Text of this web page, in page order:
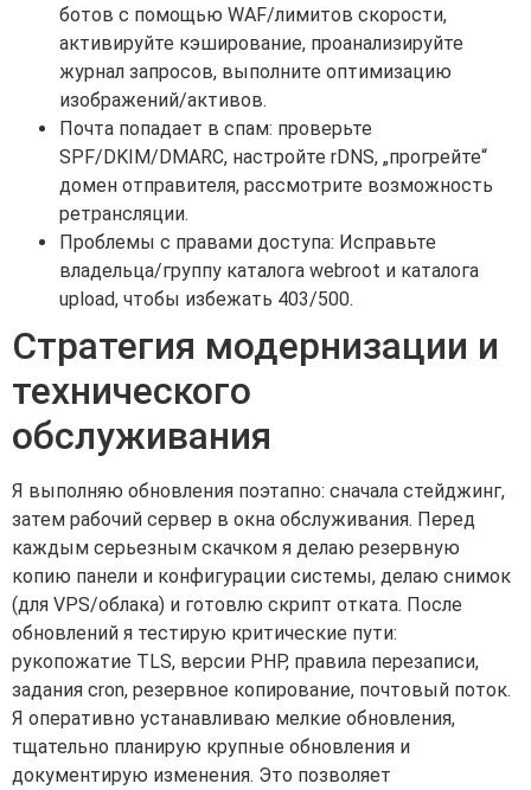
ботов с помощью WAF/лимитов скорости,
активируйте кэширование, проанализируйте
журнал запросов, выполните оптимизацию
изображений/активов.
Почта попадает в спам: проверьте
SPF/DKIM/DMARC, настройте rDNS, „прогрейте“
домен отправителя, рассмотрите возможность
ретрансляции.
Проблемы с правами доступа: Исправьте
владельца/группу каталога webroot и каталога
upload, чтобы избежать 403/500.
Стратегия модернизации и
технического
обслуживания
Я выполняю обновления поэтапно: сначала стейджинг,
затем рабочий сервер в окна обслуживания. Перед
каждым серьезным скачком я делаю резервную
копию панели и конфигурации системы, делаю снимок
(для VPS/облака) и готовлю скрипт отката. После
обновлений я тестирую критические пути:
рукопожатие TLS, версии PHP, правила перезаписи,
задания cron, резервное копирование, почтовый поток.
Я оперативно устанавливаю мелкие обновления,
тщательно планирую крупные обновления и
документирую изменения. Это позволяет